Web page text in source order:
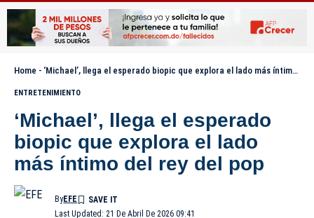
Home - ‘Michael’, llega el esperado biopic que explora el lado más íntimo del rey del pop
ENTRETENIMIENTO
‘Michael’, llega el esperado
biopic que explora el lado
más íntimo del rey del pop
Last Updated: 21 De Abril De 2026 09:41
ByEFE